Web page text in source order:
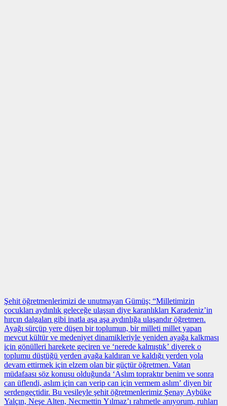
Şehit öğretmenlerimizi de unutmayan Gümüş; “Milletimizin
çocukları aydınlık geleceğe ulaşsın diye karanlıkları Karadeniz’in
hırçın dalgaları gibi inatla aşa aşa aydınlığa ulaşandır öğretmen.
Ayağı sürçüp yere düşen bir toplumun, bir milleti millet yapan
mevcut kültür ve medeniyet dinamikleriyle yeniden ayağa kalkması
için gönülleri harekete geçiren ve ‘nerede kalmıştık’ diyerek o
toplumu düştüğü yerden ayağa kaldıran ve kaldığı yerden yola
devam ettirmek için elzem olan bir güçtür öğretmen. Vatan
müdafaası söz konusu olduğunda ‘Aslım topraktır benim ve sonra
can üflendi, aslım için can verip can için vermem aslım’ diyen bir
serdengeçtidir. Bu vesileyle şehit öğretmenlerimiz Şenay Aybüke
Yalçın, Neşe Alten, Necmettin Yılmaz’ı rahmetle anıyorum, ruhları